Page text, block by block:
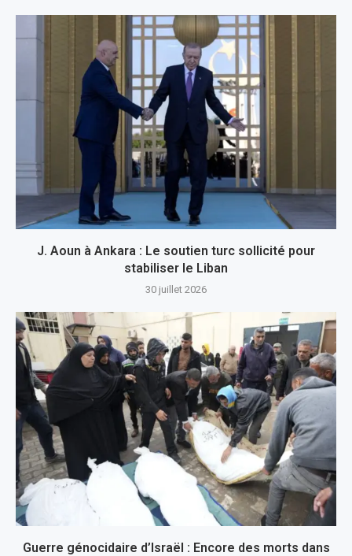
J. Aoun à Ankara : Le soutien turc sollicité pour
stabiliser le Liban
30 juillet 2026
Guerre génocidaire d’Israël : Encore des morts dans